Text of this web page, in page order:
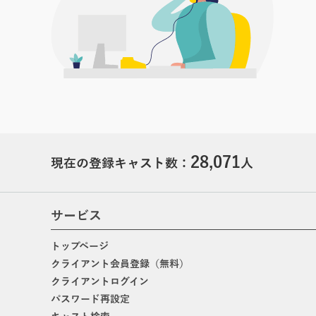
現在の登録キャスト数： 28,071人
サービス
トップページ
クライアント会員登録（無料）
クライアントログイン
パスワード再設定